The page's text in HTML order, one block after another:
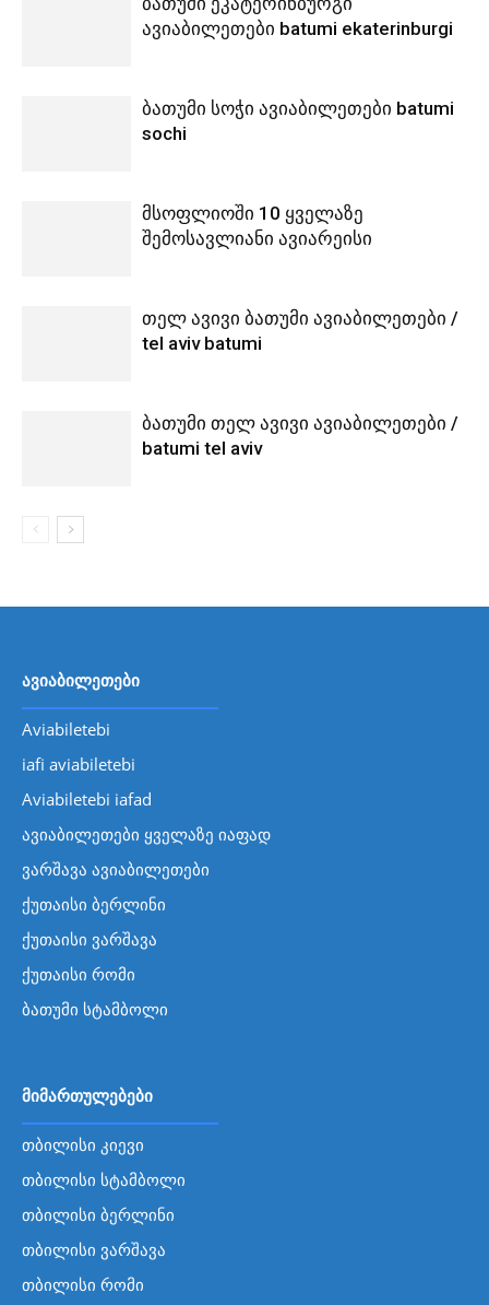
ავიაბილეთები batumi ekaterinburgi
ბათუმი სოჭი ავიაბილეთები batumi
sochi
მსოფლიოში 10 ყველაზე
შემოსავლიანი ავიარეისი
თელ ავივი ბათუმი ავიაბილეთები /
tel aviv batumi
ბათუმი თელ ავივი ავიაბილეთები /
batumi tel aviv
ავიაბილეთები
Aviabiletebi
iafi aviabiletebi
Aviabiletebi iafad
ავიაბილეთები ყველაზე იაფად
ვარშავა ავიაბილეთები
ქუთაისი ბერლინი
ქუთაისი ვარშავა
ქუთაისი რომი
ბათუმი სტამბოლი
მიმართულებები
თბილისი კიევი
თბილისი სტამბოლი
თბილისი ბერლინი
თბილისი ვარშავა
თბილისი რომი